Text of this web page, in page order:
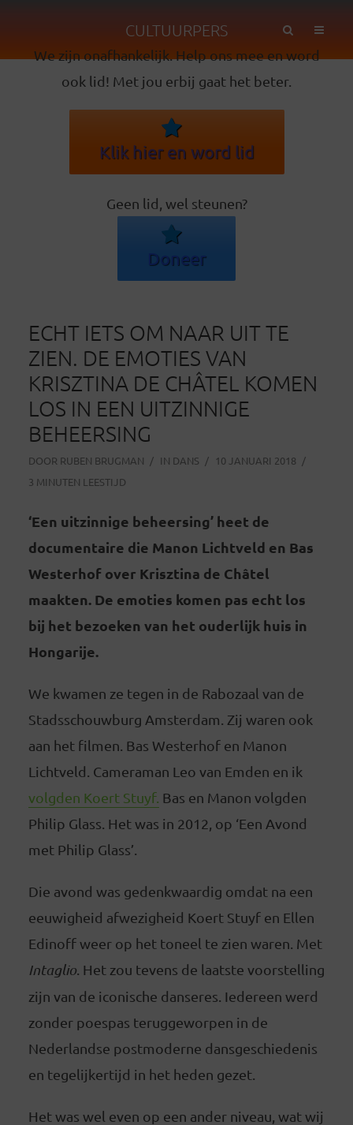
CULTUURPERS
We zijn onafhankelijk. Help ons mee en word
ook lid! Met jou erbij gaat het beter.
Klik hier en word lid
Geen lid, wel steunen?
Doneer
ECHT IETS OM NAAR UIT TE
ZIEN. DE EMOTIES VAN
KRISZTINA DE CHÂTEL KOMEN
LOS IN EEN UITZINNIGE
BEHEERSING
DOOR RUBEN BRUGMAN IN DANS
10 JANUARI 2018
3 MINUTEN LEESTIJD
‘Een uitzinnige beheersing’ heet de
documentaire die Manon Lichtveld en Bas
Westerhof over Krisztina de Châtel
maakten. De emoties komen pas echt los
bij het bezoeken van het ouderlijk huis in
Hongarije.
We kwamen ze tegen in de Rabozaal van de
Stadsschouwburg Amsterdam. Zij waren ook
aan het filmen. Bas Westerhof en Manon
Lichtveld. Cameraman Leo van Emden en ik
volgden Koert Stuyf. Bas en Manon volgden
Philip Glass. Het was in 2012, op ‘Een Avond
met Philip Glass’.
Die avond was gedenkwaardig omdat na een
eeuwigheid afwezigheid Koert Stuyf en Ellen
Edinoff weer op het toneel te zien waren. Met
Intaglio. Het zou tevens de laatste voorstelling
zijn van de iconische danseres. Iedereen werd
zonder poespas teruggeworpen in de
Nederlandse postmoderne dansgeschiedenis
en tegelijkertijd in het heden gezet.
Het was wel even op een ander niveau, wat wij